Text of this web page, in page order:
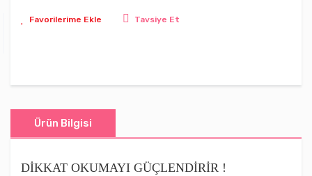
Tavsiye Et
Ürün Bilgisi
DİKKAT OKUMAYI GÜÇLENDİRİR !